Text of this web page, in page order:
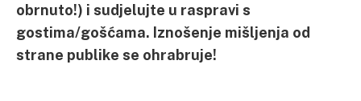
obrnuto!) i sudjelujte u raspravi s
gostima/gošćama. Iznošenje mišljenja od
strane publike se ohrabruje!